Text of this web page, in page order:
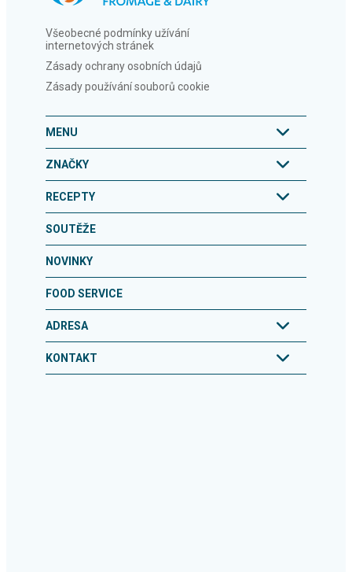
Všeobecné podmínky užívání
internetových stránek
Zásady ochrany osobních údajů
Zásady používání souborů cookie
MENU
ZNAČKY
RECEPTY
SOUTĚŽE
NOVINKY
FOOD SERVICE
ADRESA
KONTAKT